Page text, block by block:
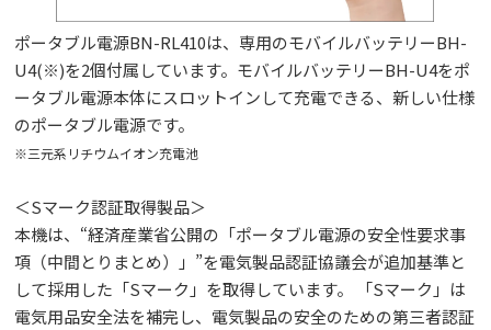
ポータブル電源BN-RL410は、専用のモバイルバッテリーBH-
U4(※)を2個付属しています。モバイルバッテリーBH-U4をポ
ータブル電源本体にスロットインして充電できる、新しい仕様
のポータブル電源です。
※三元系リチウムイオン充電池
＜Sマーク認証取得製品＞
本機は、“経済産業省公開の「ポータブル電源の安全性要求事
項（中間とりまとめ）」”を電気製品認証協議会が追加基準と
して採用した「Sマーク」を取得しています。 「Sマーク」は
電気用品安全法を補完し、電気製品の安全のための第三者認証